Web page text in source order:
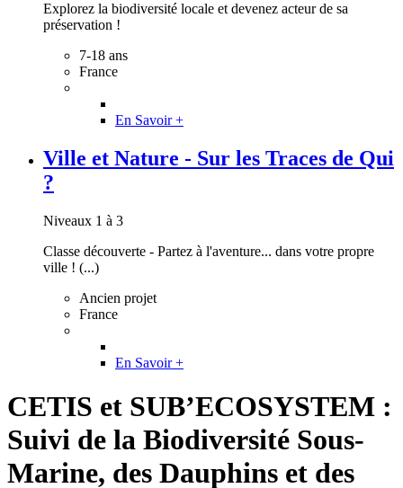
Explorez la biodiversité locale et devenez acteur de sa
préservation !
7-18 ans
France
En Savoir +
Ville et Nature - Sur les Traces de Qui
?
Niveaux 1 à 3
Classe découverte - Partez à l'aventure... dans votre propre
ville ! (...)
Ancien projet
France
En Savoir +
CETIS et SUB’ECOSYSTEM :
Suivi de la Biodiversité Sous-
Marine, des Dauphins et des